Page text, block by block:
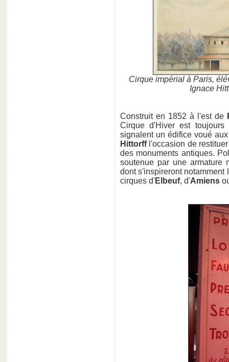
Cirque impérial à Paris,
Ignace
Construit en 1852 à l'est de
Cirque d'Hiver est
signalent un édifice voué
Hittorffl'occasion de
des monuments antiques.
soutenue par une armature
dont s'inspireront notamment
cirques d'Elbeuf, d'Amiens